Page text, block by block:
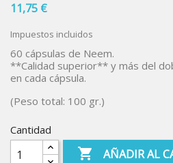
11,75 €
Impuestos incluidos
60 cápsulas de Neem.
**Calidad superior** y más del
en cada cápsula.
(Peso total: 100 gr.)
Cantidad
 AÑADIR AL